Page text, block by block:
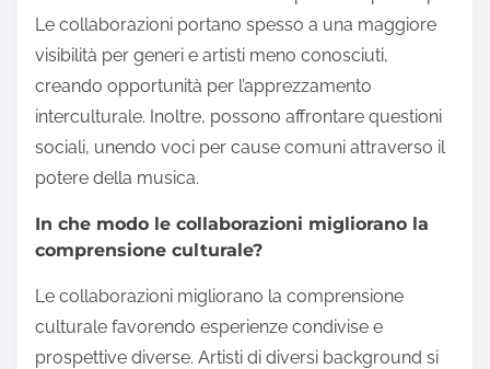
Le collaborazioni portano spesso a una maggiore
visibilità per generi e artisti meno conosciuti,
creando opportunità per l’apprezzamento
interculturale. Inoltre, possono affrontare questioni
sociali, unendo voci per cause comuni attraverso il
potere della musica.
In che modo le collaborazioni migliorano la
comprensione culturale?
Le collaborazioni migliorano la comprensione
culturale favorendo esperienze condivise e
prospettive diverse. Artisti di diversi background si